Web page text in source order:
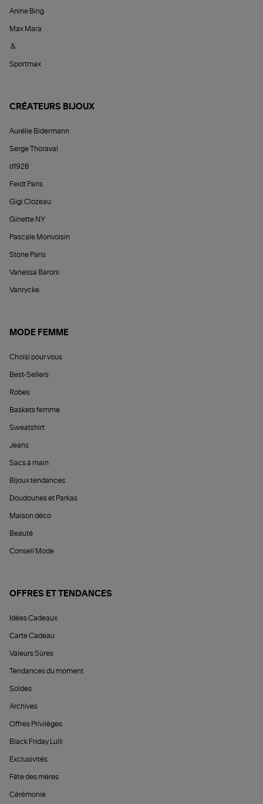
Anine Bing
Max Mara
&
Sportmax
CRÉATEURS BIJOUX
Aurélie Bidermann
Serge Thoraval
d1928
Feidt Paris
Gigi Clozeau
Ginette NY
Pascale Monvoisin
Stone Paris
Vanessa Baroni
Vanrycke
MODE FEMME
Choisi pour vous
Best-Sellers
Robes
Baskets femme
Sweatshirt
Jeans
Sacs à main
Bijoux tendances
Doudounes et Parkas
Maison déco
Beauté
Conseil Mode
OFFRES ET TENDANCES
Idées Cadeaux
Carte Cadeau
Valeurs Sûres
Tendances du moment
Soldes
Archives
Offres Privilèges
Black Friday Lulli
Exclusivités
Fête des mères
Cérémonie